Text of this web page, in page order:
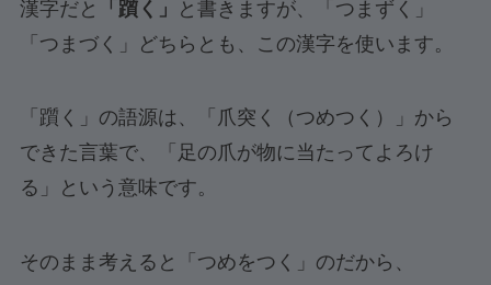
漢字だと 「躓く」
と書きますが、「つまずく」
「つまづく」どちらとも、この漢字を使います。
「躓く」の語源は、「爪突く（つめつく）」から
できた言葉で、「足の爪が物に当たってよろけ
る」という意味です。
そのまま考えると「つめをつく」のだから、